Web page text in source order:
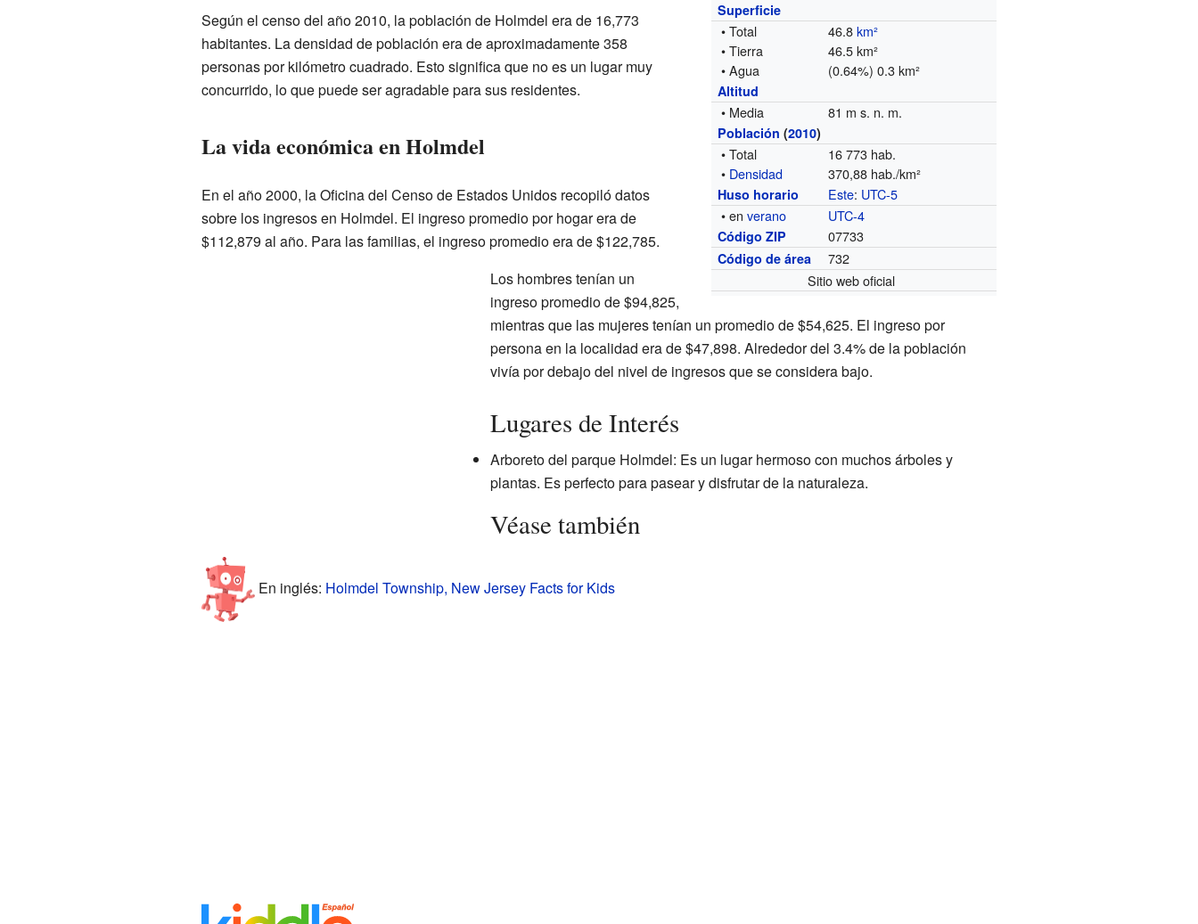
Superficie
• Total 46.8km²
• Tierra
46.5 km²
• Agua
(0.64%) 0.3 km²
Altitud
• Media 81 m s. n. m.
Población (2010)
• Total
16 773 hab.
• Densidad 370,88 hab./km²
Huso horario Este: UTC-5
• enverano UTC-4
Código ZIP 07733
Código de área
732
Sitio web oficial
Según el censo del año 2010, la población de Holmdel era de 16,773
habitantes. La densidad de población era de aproximadamente 358
personas por kilómetro cuadrado. Esto significa que no es un lugar muy
concurrido, lo que puede ser agradable para sus residentes.
La vida económica en Holmdel
En el año 2000, la Oficina del Censo de Estados Unidos recopiló datos
sobre los ingresos en Holmdel. El ingreso promedio por hogar era de
$112,879 al año. Para las familias, el ingreso promedio era de $122,785.
Los hombres tenían un
ingreso promedio de $94,825,
mientras que las mujeres tenían un promedio de $54,625. El ingreso por
persona en la localidad era de $47,898. Alrededor del 3.4% de la población
vivía por debajo del nivel de ingresos que se considera bajo.
Lugares de Interés
Arboreto del parque Holmdel: Es un lugar hermoso con muchos árboles y
plantas. Es perfecto para pasear y disfrutar de la naturaleza.
Véase también
En inglés: Holmdel Township, New Jersey Facts for Kids